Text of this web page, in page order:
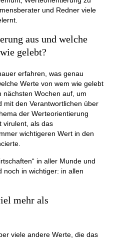
und Redner viele
aus und welche
gelebt?
erfahren, was genau
Werte von wem wie gelebt
Wochen auf, um
mit den Verantwortlichen über
der Werteorientierung
virulent, als das
wichtigeren Wert in den
in aller Munde und
noch in wichtiger: in allen
mehr als
viele andere Werte, die das